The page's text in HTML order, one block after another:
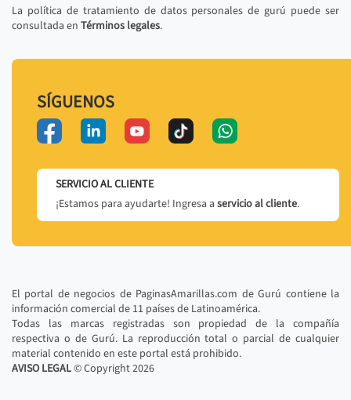
La política de tratamiento de datos personales de gurú puede ser
consultada en Términos legales.
SÍGUENOS
SERVICIO AL CLIENTE
¡Estamos para ayudarte! Ingresa a servicio al cliente.
El portal de negocios de PaginasAmarillas.com de Gurú contiene la
información comercial de 11 países de Latinoamérica.
Todas las marcas registradas son propiedad de la compañía
respectiva o de Gurú. La reproducción total o parcial de cualquier
material contenido en este portal está prohibido.
AVISO LEGAL© Copyright2026